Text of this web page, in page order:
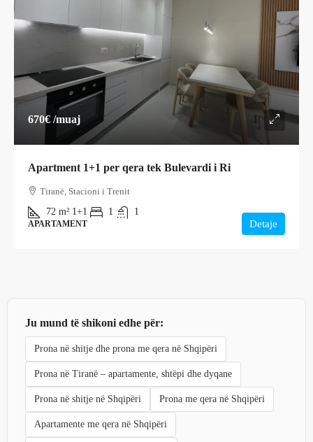
670€ /muaj
Apartment 1+1 per qera tek Bulevardi i Ri
Tiranë, Stacioni i Trenit
72 m² 1+1 1 1
APARTAMENT Detaje
Ju mund të shikoni edhe për:
Prona në shitje dhe prona me qera në Shqipëri
Prona në Tiranë – apartamente, shtëpi dhe dyqane
Prona në shitje në Shqipëri Prona me qera në Shqipëri
Apartamente me qera në Shqipëri